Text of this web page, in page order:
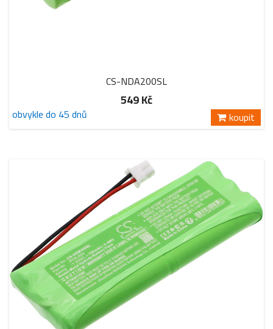
CS-NDA200SL
549 Kč
obvykle do 45 dnů koupit